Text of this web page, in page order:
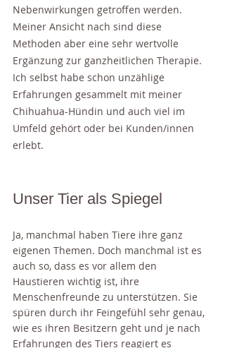
Nebenwirkungen getroffen werden.
Meiner Ansicht nach sind diese
Methoden aber eine sehr wertvolle
Ergänzung zur ganzheitlichen Therapie.
Ich selbst habe schon unzählige
Erfahrungen gesammelt mit meiner
Chihuahua-Hündin und auch viel im
Umfeld gehört oder bei Kunden/innen
erlebt.
Unser Tier als Spiegel
Ja, manchmal haben Tiere ihre ganz
eigenen Themen. Doch manchmal ist es
auch so, dass es vor allem den
Haustieren wichtig ist, ihre
Menschenfreunde zu unterstützen. Sie
spüren durch ihr Feingefühl sehr genau,
wie es ihren Besitzern geht und je nach
Erfahrungen des Tiers reagiert es